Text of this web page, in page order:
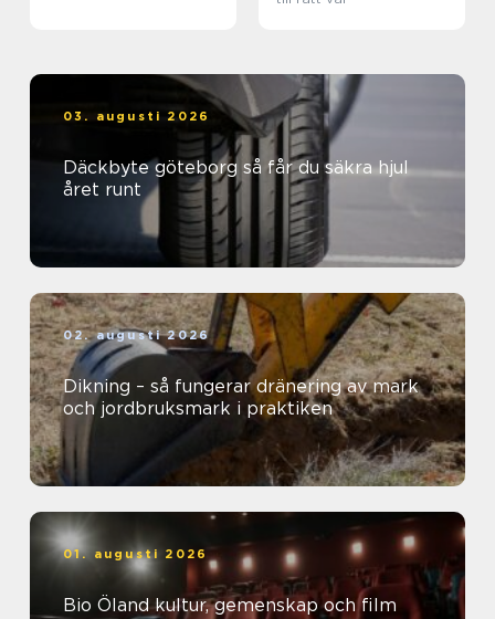
03. augusti 2026
Däckbyte göteborg så får du säkra hjul
året runt
02. augusti 2026
Dikning – så fungerar dränering av mark
och jordbruksmark i praktiken
01. augusti 2026
Bio Öland kultur, gemenskap och film